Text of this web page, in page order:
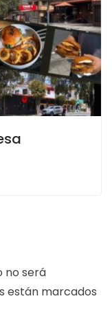
no será
están marcados